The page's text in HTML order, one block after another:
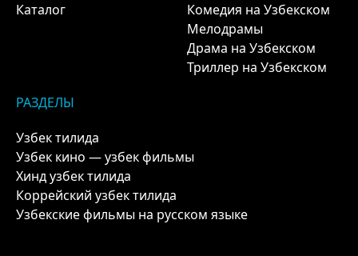
Каталог
Комедия на Узбекском
Мелодрамы
Драма на Узбекском
Триллер на Узбекском
РАЗДЕЛЫ
Узбек тилида
Узбек кино — узбек фильмы
Хинд узбек тилида
Коррейский узбек тилида
Узбекские фильмы на русском языке